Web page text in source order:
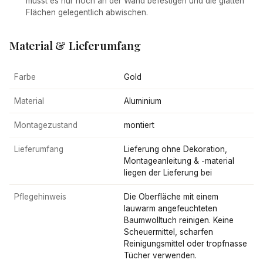
Flächen gelegentlich abwischen.
Material & Lieferumfang
Farbe Gold
Material Aluminium
Montagezustand montiert
Lieferumfang
Lieferung ohne Dekoration,
Montageanleitung & -material
liegen der Lieferung bei
Pflegehinweis
Die Oberfläche mit einem
lauwarm angefeuchteten
Baumwolltuch reinigen. Keine
Scheuermittel, scharfen
Reinigungsmittel oder tropfnasse
Tücher verwenden.